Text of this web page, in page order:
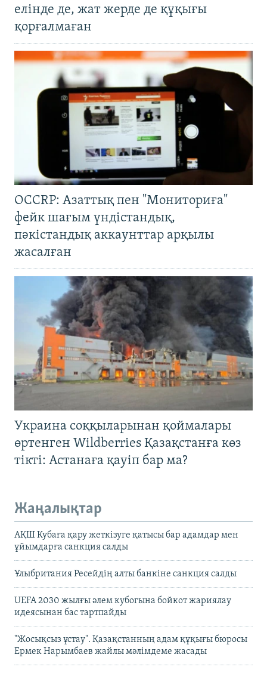
елінде де, жат жерде де құқығы
қорғалмаған
OCCRP: Азаттық пен "Мониториға"
фейк шағым үндістандық,
пәкістандық аккаунттар арқылы
жасалған
Украина соққыларынан қоймалары
өртенген Wildberries Қазақстанға көз
тікті: Астанаға қауіп бар ма?
Жаңалықтар
АҚШ Кубаға қару жеткізуге қатысы бар адамдар мен
ұйымдарға санкция салды
Ұлыбритания Ресейдің алты банкіне санкция салды
UEFA 2030 жылғы әлем кубогына бойкот жариялау
идеясынан бас тартпайды
"Жосықсыз ұстау". Қазақстанның адам құқығы бюросы
Ермек Нарымбаев жайлы мәлімдеме жасады